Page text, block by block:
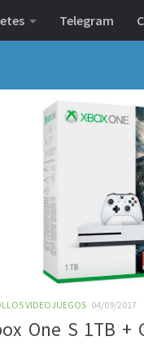
Telegram
VIDEOJUEGOS 04/09/2017
One S 1TB